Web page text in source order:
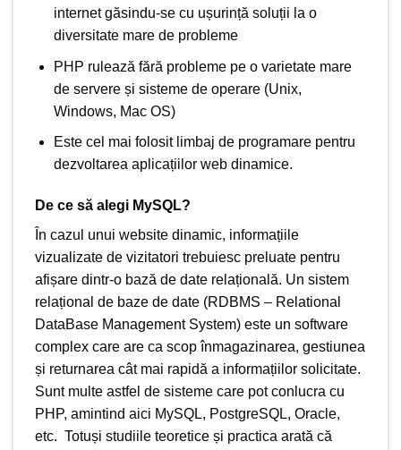
internet găsindu-se cu ușurință soluții la o
diversitate mare de probleme
PHP rulează fără probleme pe o varietate mare
de servere și sisteme de operare (Unix,
Windows, Mac OS)
Este cel mai folosit limbaj de programare pentru
dezvoltarea aplicațiilor web dinamice.
De ce să alegi MySQL?
În cazul unui website dinamic, informațiile
vizualizate de vizitatori trebuiesc preluate pentru
afișare dintr-o bază de date relațională. Un sistem
relațional de baze de date (RDBMS – Relational
DataBase Management System) este un software
complex care are ca scop înmagazinarea, gestiunea
și returnarea cât mai rapidă a informațiilor solicitate.
Sunt multe astfel de sisteme care pot conlucra cu
PHP, amintind aici MySQL, PostgreSQL, Oracle,
etc. Totuși studiile teoretice și practica arată că